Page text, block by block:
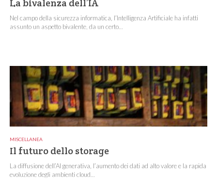
La bivalenza dell’IA
Nel campo della sicurezza informatica, l’Intelligenza Artificiale ha infatti
assunto un aspetto bivalente, da un certo...
MISCELLANEA
Il futuro dello storage
La diffusione dell’AI generativa, l’aumento dei dati ad alto valore e la rapida
evoluzione degli ambienti cloud...